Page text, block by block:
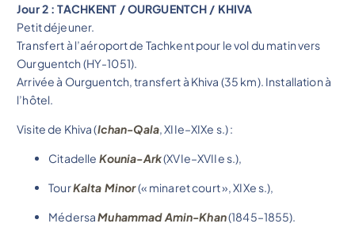
Jour 2 : TACHKENT / OURGUENTCH / KHIVA
Petit déjeuner.
Transfert à l’aéroport de Tachkent pour le vol du matin vers
Ourguentch (HY-1051).
Arrivée à Ourguentch, transfert à Khiva (35 km). Installation à
l’hôtel.
Visite de Khiva (Ichan-Qala, XIIe–XIXe s.) :
Citadelle Kounia-Ark(XVIe–XVIIe s.),
TourKalta Minor(« minaret court », XIXe s.),
MédersaMuhammad Amin-Khan(1845–1855).